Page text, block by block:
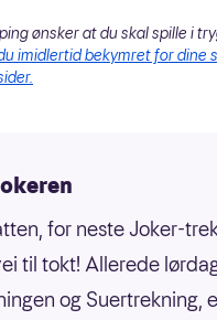
ønsker at du skal spille i
imidlertid bekymret for dine
for neste Joker-
til tokt! Allerede
og Suertrekning,